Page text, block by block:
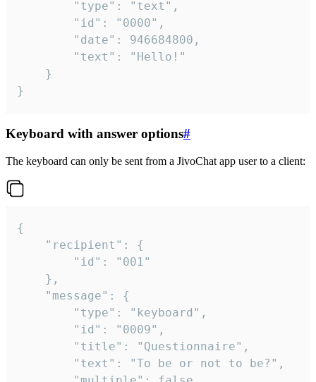
}
Keyboard with answer options#
The keyboard can only be sent from a JivoChat app user to a client:
{